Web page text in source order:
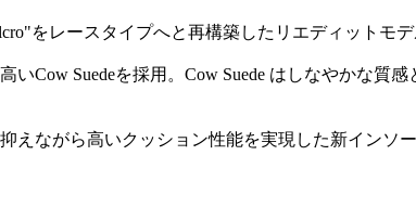
をレースタイプへと再構築したリエディットモデ
いCow Suedeを採用。Cow Suede はしなやかな
えながら高いクッション性能を実現した新インソ